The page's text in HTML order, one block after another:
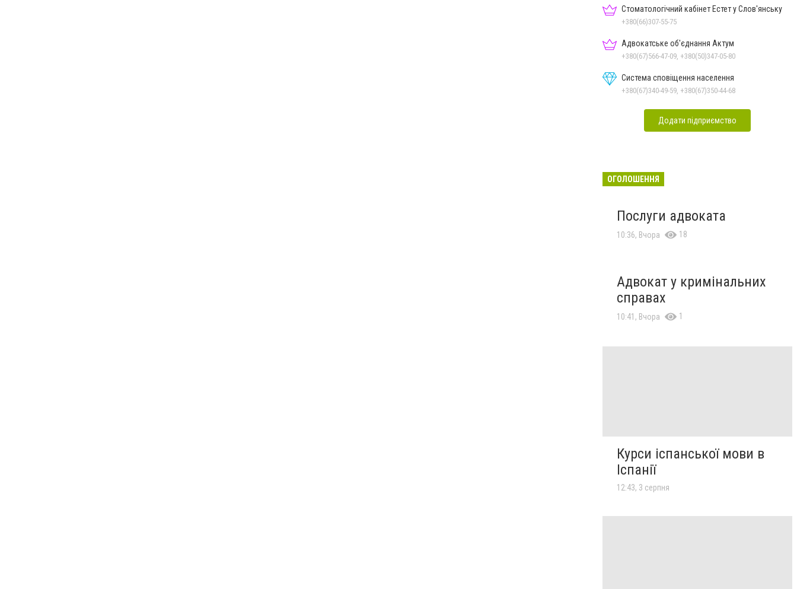
Стоматологічний кабінет Естет у Слов'янську
+380(66)307-55-75
Адвокатське об'єднання Актум
+380(67)566-47-09, +380(50)347-05-80
Система сповіщення населення
+380(67)340-49-59, +380(67)350-44-68
Додати підприємство
ОГОЛОШЕННЯ
Послуги адвоката
10:36, Вчора 18
Адвокат у кримінальних
справах
10:41, Вчора 1
Курси іспанської мови в
Іспанії
12:43, 3 серпня